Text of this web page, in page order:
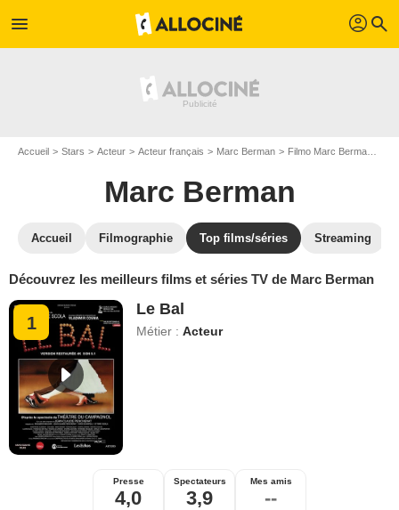
menu profil search
Accueil Stars Acteur Acteur français Marc Berman Filmo Marc Berman
Marc Berman
Accueil Filmographie Top films/séries Streaming
Découvrez les meilleurs films et séries TV de Marc Berman
1
Le Bal
Métier :Acteur
Presse
4,0
Spectateurs
3,9
Mes amis
--